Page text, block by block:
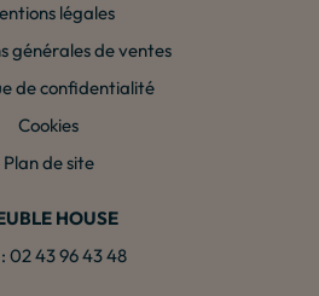
légales
générales de ventes
de confidentialité
Cookies
Plan de site
HOUSE
02 43 96 43 48